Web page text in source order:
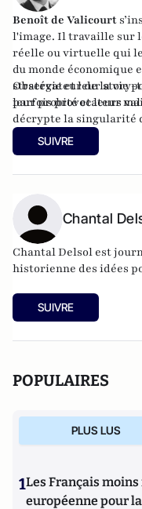
Benoît de Valicourt
l'image. Il travaille sur
réelle ou virtuelle qui
du monde
stratégie et leur story-
leur probité et leurs
Observateur de la vie
parfois provocateur
décrypte la singularité
atlantico.fr et est
SUIVRE
Chantal
Chantal Delsol est
historienne des idées
SUIVRE
POPULAIRES
PLUS LUS
1Les Français
européenne pour